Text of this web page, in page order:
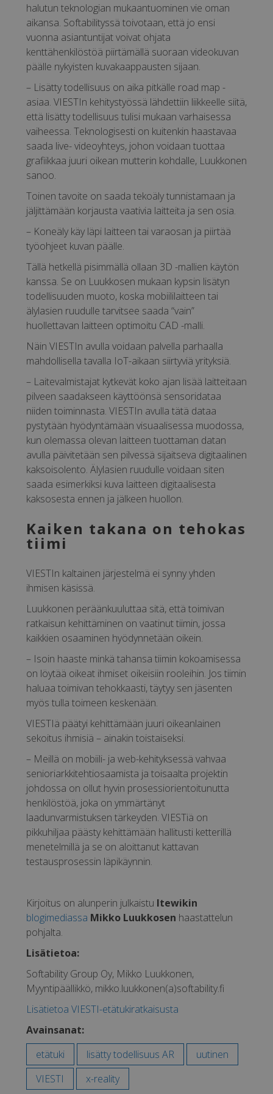
halutun teknologian mukaantuominen vie oman
aikansa. Softabilityssä toivotaan, että jo ensi
vuonna asiantuntijat voivat ohjata
kenttähenkilöstöä piirtämällä suoraan videokuvan
päälle nykyisten kuvakaappausten sijaan.
– Lisätty todellisuus on aika pitkälle road map -
asiaa. VIESTIn kehitystyössä lähdettiin liikkeelle siitä,
että lisätty todellisuus tulisi mukaan varhaisessa
vaiheessa. Teknologisesti on kuitenkin haastavaa
saada live- videoyhteys, johon voidaan tuottaa
grafiikkaa juuri oikean mutterin kohdalle, Luukkonen
sanoo.
Toinen tavoite on saada tekoäly tunnistamaan ja
jäljittämään korjausta vaativia laitteita ja sen osia.
– Koneäly käy läpi laitteen tai varaosan ja piirtää
työohjeet kuvan päälle.
Tällä hetkellä pisimmällä ollaan 3D -mallien käytön
kanssa. Se on Luukkosen mukaan kypsin lisätyn
todellisuuden muoto, koska mobiililaitteen tai
älylasien ruudulle tarvitsee saada “vain”
huollettavan laitteen optimoitu CAD -malli.
Näin VIESTIn avulla voidaan palvella parhaalla
mahdollisella tavalla IoT-aikaan siirtyviä yrityksiä.
– Laitevalmistajat kytkevät koko ajan lisää laitteitaan
pilveen saadakseen käyttöönsä sensoridataa
niiden toiminnasta. VIESTIn avulla tätä dataa
pystytään hyödyntämään visuaalisessa muodossa,
kun olemassa olevan laitteen tuottaman datan
avulla päivitetään sen pilvessä sijaitseva digitaalinen
kaksoisolento. Älylasien ruudulle voidaan siten
saada esimerkiksi kuva laitteen digitaalisesta
kaksosesta ennen ja jälkeen huollon.
Kaiken takana on tehokas
tiimi
VIESTIn kaltainen järjestelmä ei synny yhden
ihmisen käsissä.
Luukkonen peräänkuuluttaa sitä, että toimivan
ratkaisun kehittäminen on vaatinut tiimin, jossa
kaikkien osaaminen hyödynnetään oikein.
– Isoin haaste minkä tahansa tiimin kokoamisessa
on löytää oikeat ihmiset oikeisiin rooleihin. Jos tiimin
haluaa toimivan tehokkaasti, täytyy sen jäsenten
myös tulla toimeen keskenään.
VIESTIä päätyi kehittämään juuri oikeanlainen
sekoitus ihmisiä – ainakin toistaiseksi.
– Meillä on mobiili- ja web-kehityksessä vahvaa
senioriarkkitehtiosaamista ja toisaalta projektin
johdossa on ollut hyvin prosessiorientoitunutta
henkilöstöä, joka on ymmärtänyt
laadunvarmistuksen tärkeyden. VIESTiä on
pikkuhiljaa päästy kehittämään hallitusti ketterillä
menetelmillä ja se on aloittanut kattavan
testausprosessin läpikäynnin.
Kirjoitus on alunperin julkaistu Itewikin
blogimediassa Mikko Luukkosen haastattelun
pohjalta.
Lisätietoa:
Softability Group Oy, Mikko Luukkonen,
Myyntipäällikkö, mikko.luukkonen(a)softability.fi
Lisätietoa VIESTI-etätukiratkaisusta
Avainsanat:
etätuki
lisätty todellisuus AR
uutinen
VIESTI
x-reality